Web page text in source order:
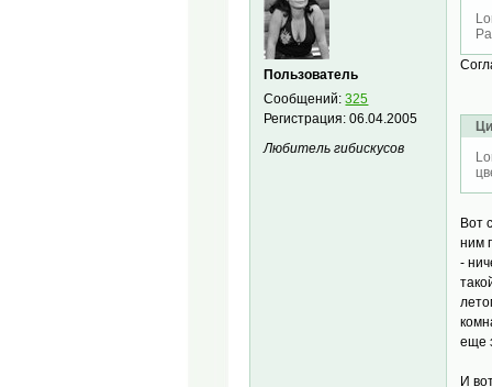
Пользователь
Сообщений:325
Регистрация:06.04.2005
Любитель гибискусов
Вот
ним
-
еще
И